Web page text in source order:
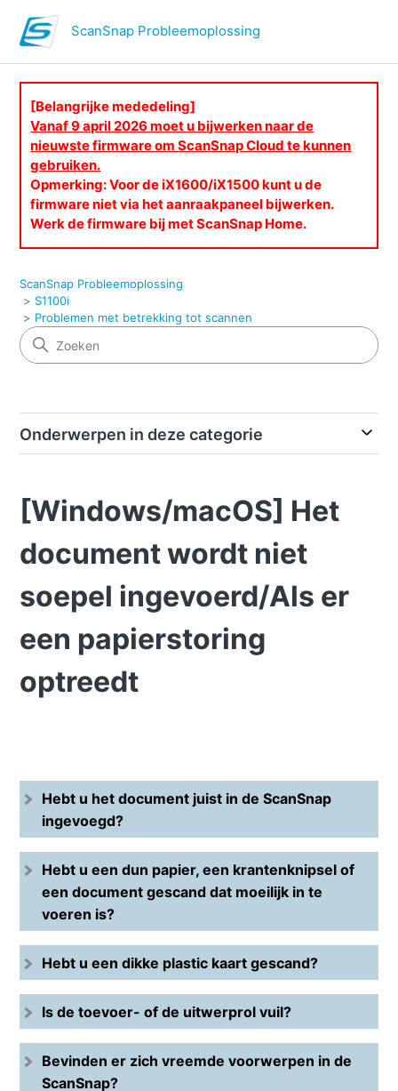
ScanSnap Probleemoplossing
[Belangrijke mededeling]
Vanaf 9 april 2026 moet u bijwerken naar de
nieuwste firmware om ScanSnap Cloud te kunnen
gebruiken.
Opmerking: Voor de iX1600/iX1500 kunt u de
firmware niet via het aanraakpaneel bijwerken.
Werk de firmware bij met ScanSnap Home.
ScanSnap Probleemoplossing
S1100i
Problemen met betrekking tot scannen
Onderwerpen in deze categorie
[Windows/macOS] Het
document wordt niet
soepel ingevoerd/Als er
een papierstoring
optreedt
Hebt u het document juist in de ScanSnap
ingevoegd?
Hebt u een dun papier, een krantenknipsel of
een document gescand dat moeilijk in te
voeren is?
Hebt u een dikke plastic kaart gescand?
Is de toevoer- of de uitwerprol vuil?
Bevinden er zich vreemde voorwerpen in de
ScanSnap?